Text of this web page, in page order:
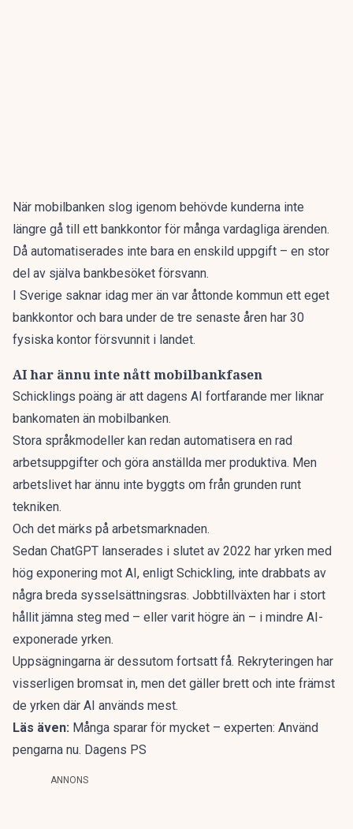
När mobilbanken slog igenom behövde kunderna inte
längre gå till ett bankkontor för många vardagliga ärenden.
Då automatiserades inte bara en enskild uppgift – en stor
del av själva bankbesöket försvann.
I Sverige saknar idag mer än var åttonde kommun ett eget
bankkontor och bara under de tre senaste åren har 30
fysiska kontor försvunnit i landet.
AI har ännu inte nått mobilbankfasen
Schicklings poäng är att dagens AI fortfarande mer liknar
bankomaten än mobilbanken.
Stora språkmodeller kan redan automatisera en rad
arbetsuppgifter och göra anställda mer produktiva. Men
arbetslivet har ännu inte byggts om från grunden runt
tekniken.
Och det märks på arbetsmarknaden.
Sedan ChatGPT lanserades i slutet av 2022 har yrken med
hög exponering mot AI, enligt Schickling, inte drabbats av
några breda sysselsättningsras. Jobbtillväxten har i stort
hållit jämna steg med – eller varit högre än – i mindre AI-
exponerade yrken.
Uppsägningarna är dessutom fortsatt få. Rekryteringen har
visserligen bromsat in, men det gäller brett och inte främst
de yrken där AI används mest.
Läs även: Många sparar för mycket – experten: Använd
pengarna nu. Dagens PS
ANNONS